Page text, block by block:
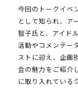
今回のトークイベ
として知られ、ア
智子氏と、アイド
活動やコメンテー
ストに迎え、企画
会の魅力をご紹介
に取り入れている